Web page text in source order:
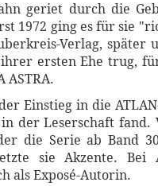
geriet durch die
1972 ging es für sie
Verlag, später
ersten Ehe trug,
ASTRA.
Einstieg in die
der Leserschaft
die Serie ab Band
sie Akzente. Bei
als Exposé-Autorin.